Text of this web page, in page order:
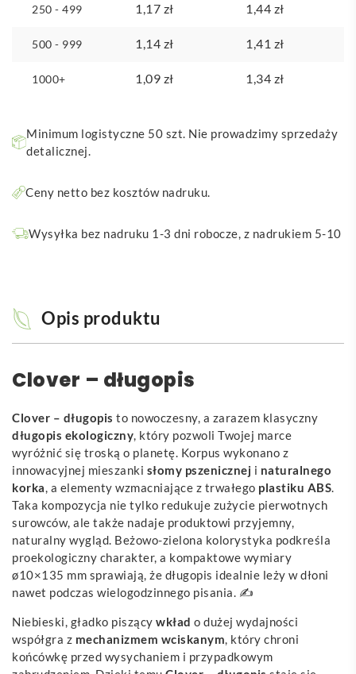
250 - 499 1,17 zł 1,44 zł
500 - 999 1,14 zł 1,41 zł
1000+ 1,09 zł 1,34 zł
Minimum logistyczne 50 szt. Nie prowadzimy sprzedaży
detalicznej.
Ceny netto bez kosztów nadruku.
Wysyłka bez nadruku 1-3 dni robocze, z nadrukiem 5-10
Opis produktu
Clover – długopis
Clover – długopis to nowoczesny, a zarazem klasyczny
długopis ekologiczny, który pozwoli Twojej marce
wyróżnić się troską o planetę. Korpus wykonano z
innowacyjnej mieszanki słomy pszenicznej i naturalnego
korka, a elementy wzmacniające z trwałego plastiku ABS.
Taka kompozycja nie tylko redukuje zużycie pierwotnych
surowców, ale także nadaje produktowi przyjemny,
naturalny wygląd. Beżowo-zielona kolorystyka podkreśla
proekologiczny charakter, a kompaktowe wymiary
ø10×135 mm sprawiają, że długopis idealnie leży w dłoni
nawet podczas wielogodzinnego pisania. ✍️
Niebieski, gładko piszący wkład o dużej wydajności
współgra z mechanizmem wciskanym, który chroni
końcówkę przed wysychaniem i przypadkowym